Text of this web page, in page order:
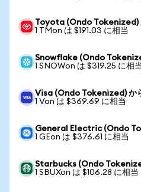
Toyota (Ondo Tokenized)
1 TMon は $191.03 に相当
Snowflake (Ondo
1 SNOWon は $319.25 に相当
Visa (Ondo Tokenized) か
1 Von は $369.69 に相当
General Electric (Ondo
1 GEon は $376.61 に相当
Starbucks (Ondo
1 SBUXon は $106.28 に相当